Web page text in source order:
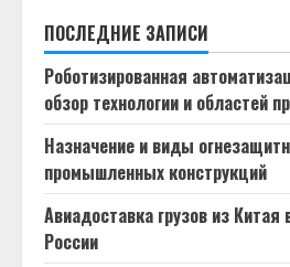
ПОСЛЕДНИЕ ЗАПИСИ
Роботизированная
обзор технологии и областей
Назначение и виды
промышленных конструкций
Авиадоставка грузов из Китая
России